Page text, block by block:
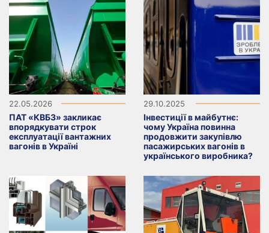
22.05.2026
ПАТ «КВБЗ» закликає
впорядкувати строк
експлуатації вантажних
вагонів в Україні
29.10.2025
Інвестиції в майбутнє:
чому Україна повинна
продовжити закупівлю
пасажирських вагонів в
українського виробника?